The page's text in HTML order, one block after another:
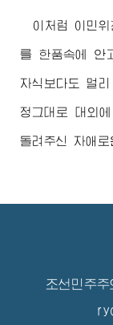
이처럼 이민
를 한품속에 안
자식보다도 멀
정그대로 대외
돌려주신 자애로
조선민주